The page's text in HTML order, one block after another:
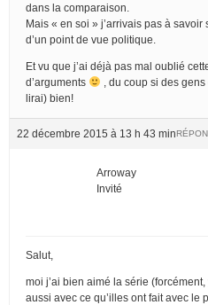
dans la comparaison.
Mais « en soi » j’arrivais pas à
d’un point de vue politique.
Et vu que j’ai déjà pas mal oublié
d’arguments
, du coup si des
lirai) bien!
22 décembre 2015 à 13 h 43 min
Arroway
Invité
Salut,
moi j’ai bien aimé la série
aussi avec ce qu’illes ont fait avec le